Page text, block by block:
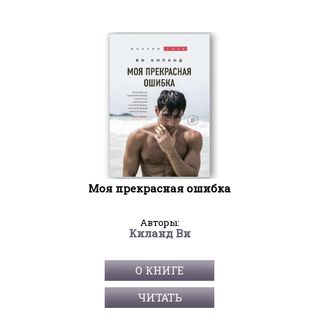
Моя прекрасная ошибка
Авторы:
Киланд Ви
О КНИГЕ
ЧИТАТЬ